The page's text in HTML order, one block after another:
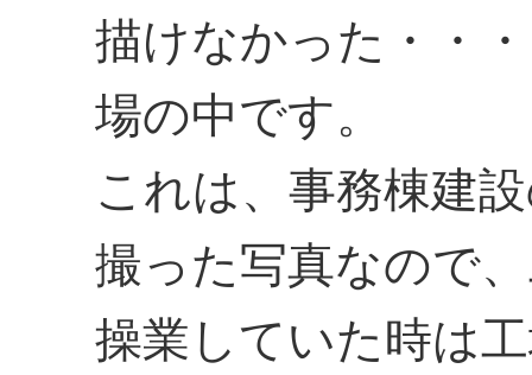
描けなかった・・
場の中です。
これは、事務棟建
撮った写真なので
操業していた時は